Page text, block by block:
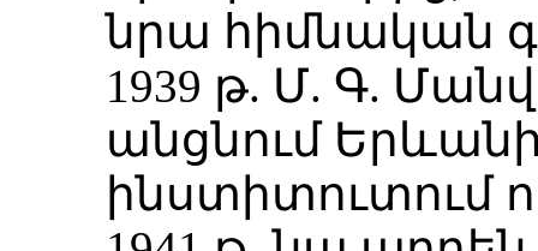
նրա հիմնական
1939 թ. Մ. Գ.
անցնում
ինստիտուտում